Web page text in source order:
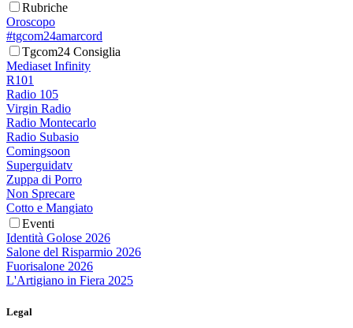
Rubriche
Oroscopo
#tgcom24amarcord
Tgcom24 Consiglia
Mediaset Infinity
R101
Radio 105
Virgin Radio
Radio Montecarlo
Radio Subasio
Comingsoon
Superguidatv
Zuppa di Porro
Non Sprecare
Cotto e Mangiato
Eventi
Identità Golose 2026
Salone del Risparmio 2026
Fuorisalone 2026
L'Artigiano in Fiera 2025
Legal